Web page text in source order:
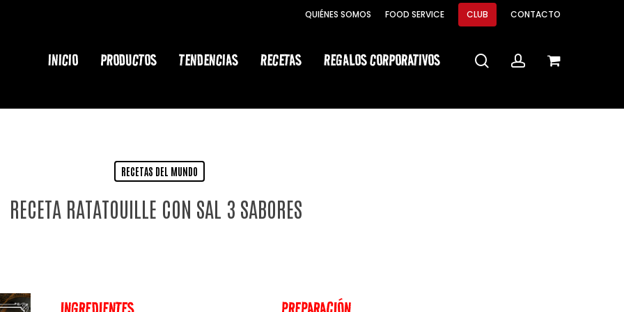
QUIÉNES SOMOS FOOD SERVICE CLUB CONTACTO
INICIO PRODUCTOS TENDENCIAS RECETAS REGALOS CORPORATIVOS searchaccount
RECETAS DEL MUNDO
RECETA RATATOUILLE CON SAL 3 SABORES